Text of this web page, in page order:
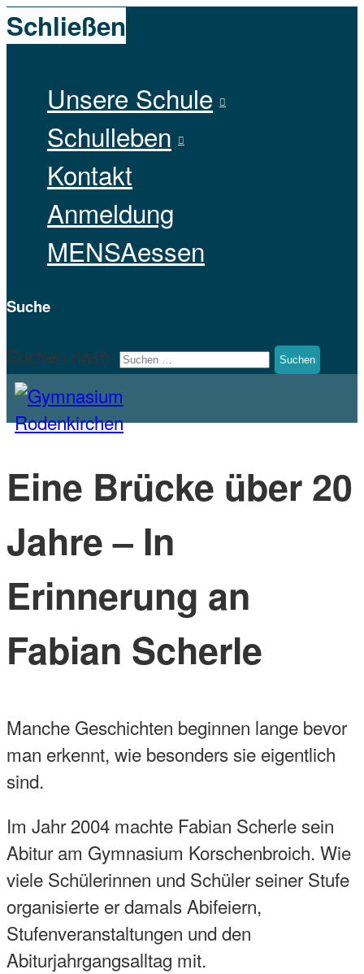
Schließen
Unsere Schule
Schulleben
Kontakt
Anmeldung
MENSAessen
Suche
Suchen nach:
Gymnasium Rodenkirchen
Homepage des Gymnasiums Rodenkirchen
Eine Brücke über 20
Jahre – In
Erinnerung an
Fabian Scherle
Manche Geschichten beginnen lange bevor
man erkennt, wie besonders sie eigentlich
sind.
Im Jahr 2004 machte Fabian Scherle sein
Abitur am Gymnasium Korschenbroich. Wie
viele Schülerinnen und Schüler seiner Stufe
organisierte er damals Abifeiern,
Stufenveranstaltungen und den
Abiturjahrgangsalltag mit.